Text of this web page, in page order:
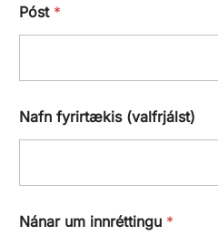
Póst *
Nafn fyrirtækis (valfrjálst)
Nánar um innréttingu *